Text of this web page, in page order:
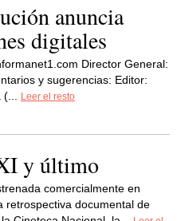
anuncia
digitales
Director General:
y sugerencias: Editor:
Leer el resto
y último
comercialmente en
retrospectiva documental de